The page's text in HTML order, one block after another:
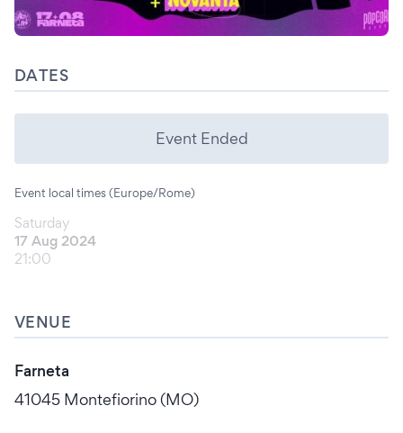
DATES
Event Ended
Event local times (Europe/Rome)
Saturday
17 Aug 2024
21:00
VENUE
Farneta
41045 Montefiorino (MO)